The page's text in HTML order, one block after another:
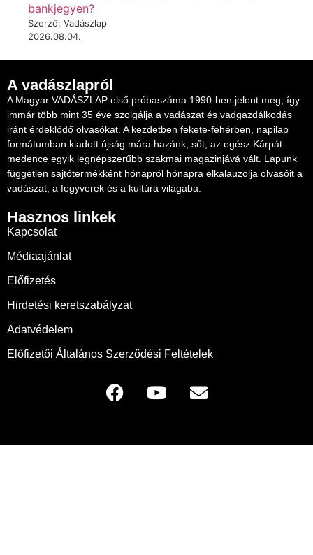
bankjegyen?
Szerző: Vadászlap
2026.08.04.
A vadászlapról
A Magyar VADÁSZLAP első próbaszáma 1990-ben jelent meg, így
immár több mint 35 éve szolgálja a vadászat és vadgazdálkodás
iránt érdeklődő olvasókat. A kezdetben fekete-fehérben, napilap
formátumban kiadott újság mára hazánk, sőt, az egész Kárpát-
medence egyik legnépszerűbb szakmai magazinjává vált. Lapunk
független sajtótermékként hónapról hónapra elkalauzolja olvasóit a
vadászat, a fegyverek és a kultúra világába.
Hasznos linkek
Kapcsolat
Médiaajánlat
Előfizetés
Hirdetési keretszabályzat
Adatvédelem
Előfizetői Általános Szerződési Feltételek